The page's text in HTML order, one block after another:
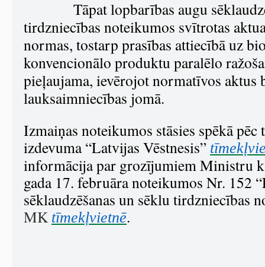
Tāpat lopbarības augu
tirdzniecības noteikumos svītrotas
normas, tostarp prasības attiecībā uz
konvencionālo produktu paralēlo
pieļaujama, ievērojot normatīvos aktus
lauksaimniecības jomā.
Izmaiņas noteikumos stāsies spēkā
izdevuma “Latvijas Vēstnesis”
informācija par grozījumiem Ministru
gada 17. februāra noteikumos Nr. 152
sēklaudzēšanas un sēklu tirdzniecības
MK tīmekļvietnē.